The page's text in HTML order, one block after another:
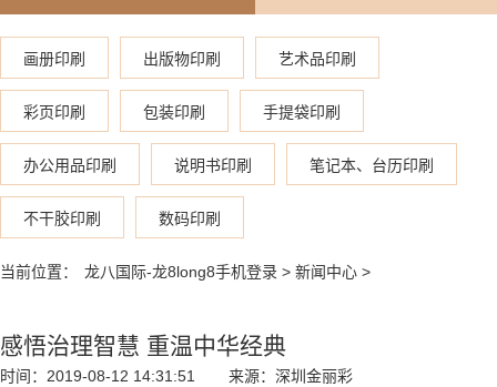
画册印刷 出版物印刷 艺术品印刷
彩页印刷 包装印刷 手提袋印刷
办公用品印刷 说明书印刷 笔记本、台历印刷
不干胶印刷 数码印刷
当前位置： 龙八国际-龙8long8手机登录 > 新闻中心 >
感悟治理智慧 重温中华经典
时间：2019-08-12 14:31:51 来源：深圳金丽彩